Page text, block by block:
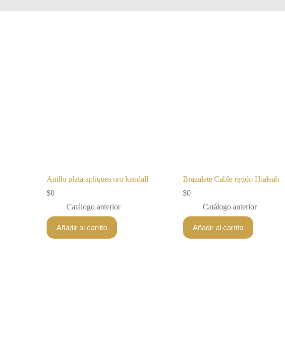
Anillo plata apliques oro kendall
$0
Catálogo anterior
Añadir al carrito
Brazalete Cable rigido Hialeah
$0
Catálogo anterior
Añadir al carrito